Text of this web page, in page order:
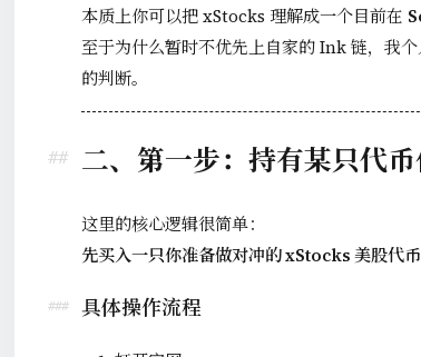
本质上你可以把 xStocks 理解成一个目前在
至于为什么暂时不优先上自家的 Ink 链，我
的判断。
二、第一步：持有某只代
这里的核心逻辑很简单：
先买入一只你准备做对冲的 xStocks 美股代币
具体操作流程